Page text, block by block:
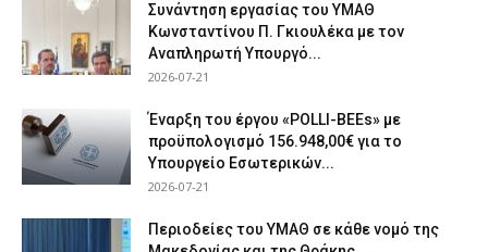
Συνάντηση εργασίας του ΥΜΑΘ
Κωνσταντίνου Π. Γκιουλέκα με τον
Αναπληρωτή Υπουργό...
2026-07-21
Έναρξη του έργου «POLLI-BEEs» με
προϋπολογισμό 156.948,00€ για το
Υπουργείο Εσωτερικών...
2026-07-21
Περιοδείες του ΥΜΑΘ σε κάθε νομό της